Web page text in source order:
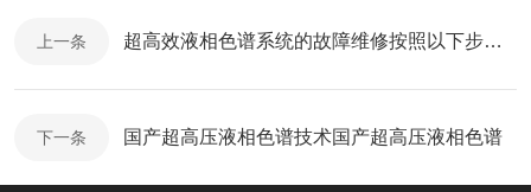
上一条 超高效液相色谱系统的故障维修按照以下步骤进行
下一条 国产超高压液相色谱技术国产超高压液相色谱